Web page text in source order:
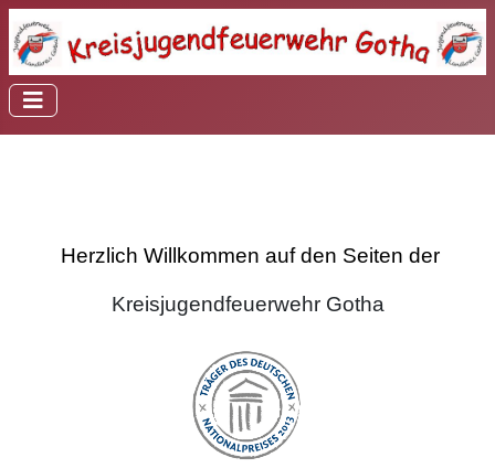
Herzlich Willkommen auf den Seiten der
Kreisjugendfeuerwehr Gotha